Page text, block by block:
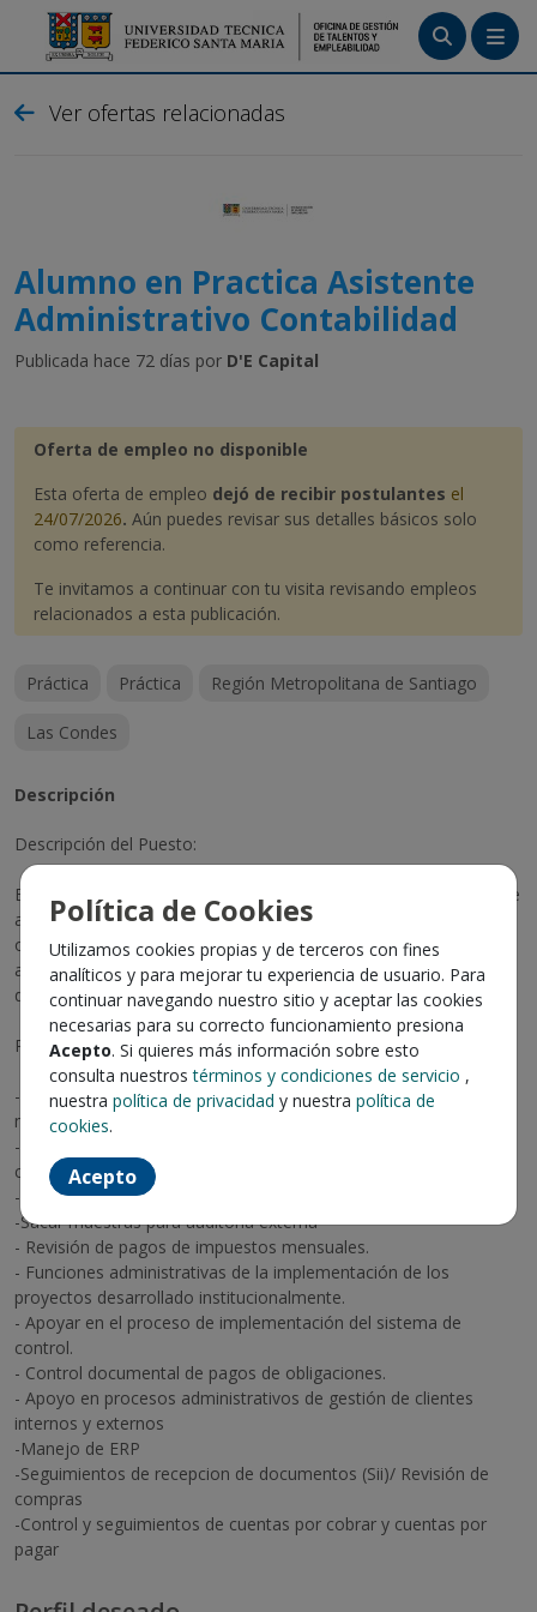
Crea tu cuenta
Ingresa
Ver ofertas relacionadas
Alumno en Practica Asistente
Administrativo Contabilidad
Publicada hace 72 días por D'E Capital
Oferta de empleo no disponible
Esta oferta de empleo dejó de recibir postulantes el
24/07/2026. Aún puedes revisar sus detalles básicos solo
como referencia.
Te invitamos a continuar con tu visita revisando empleos
relacionados a esta publicación.
Práctica Práctica Región Metropolitana de Santiago
Las Condes
Descripción
Descripción del Puesto:
Buscamos un/a practicante motivado/a y proactivo/a para unirse
a nuestro equipo de contabilidad. El candidato ideal tendrá la
oportunidad de adquirir experiencia práctica en diversas áreas
administrativas y financieras, apoyando al equipo en la gestión
de tareas clave.
Responsabilidades:
- Registro de planillas contables, conciliación bancaria y envíos
mensuales a contabilidad.
- Elaboración de reporte según requerimiento de Tesorería,
contabilidad y auditoría.
- Apoyo de respuesta al proceso de auditoría externa
-Sacar muestras para auditoria externa
- Revisión de pagos de impuestos mensuales.
- Funciones administrativas de la implementación de los
proyectos desarrollado institucionalmente.
- Apoyar en el proceso de implementación del sistema de
control.
- Control documental de pagos de obligaciones.
- Apoyo en procesos administrativos de gestión de clientes
internos y externos
-Manejo de ERP
-Seguimientos de recepcion de documentos (Sii)/ Revisión de
compras
-Control y seguimientos de cuentas por cobrar y cuentas por
pagar
Política de Cookies
Utilizamos cookies propias y de terceros con fines
analíticos y para mejorar tu experiencia de usuario. Para
continuar navegando nuestro sitio y aceptar las cookies
necesarias para su correcto funcionamiento presiona
Acepto. Si quieres más información sobre esto
consulta nuestrostérminos y condiciones de servicio ,
nuestra política de privacidad y nuestra política de
cookies.
Acepto